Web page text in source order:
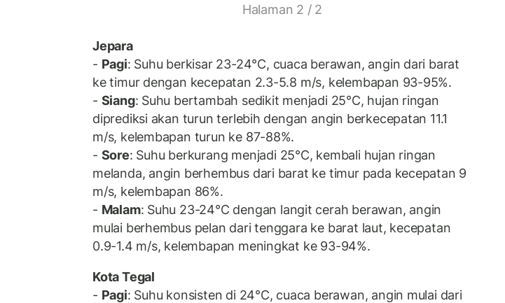
Halaman 2 / 2
Jepara
- Pagi: Suhu berkisar 23-24°C, cuaca berawan, angin dari barat
ke timur dengan kecepatan 2.3-5.8 m/s, kelembapan 93-95%.
- Siang: Suhu bertambah sedikit menjadi 25°C, hujan ringan
diprediksi akan turun terlebih dengan angin berkecepatan 11.1
m/s, kelembapan turun ke 87-88%.
- Sore: Suhu berkurang menjadi 25°C, kembali hujan ringan
melanda, angin berhembus dari barat ke timur pada kecepatan 9
m/s, kelembapan 86%.
- Malam: Suhu 23-24°C dengan langit cerah berawan, angin
mulai berhembus pelan dari tenggara ke barat laut, kecepatan
0.9-1.4 m/s, kelembapan meningkat ke 93-94%.
Kota Tegal
- Pagi: Suhu konsisten di 24°C, cuaca berawan, angin mulai dari